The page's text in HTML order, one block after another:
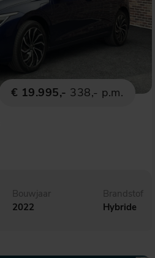
€ 19.995,- 338,- p.m.
Bouwjaar
2022
Brandstof
Hybride